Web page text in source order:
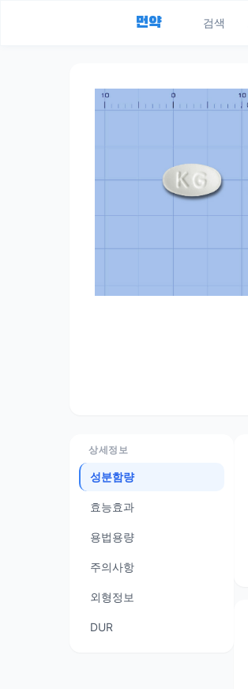
먼약 검색
상세정보
성분함량
효능효과
용법용량
주의사항
외형정보
DUR